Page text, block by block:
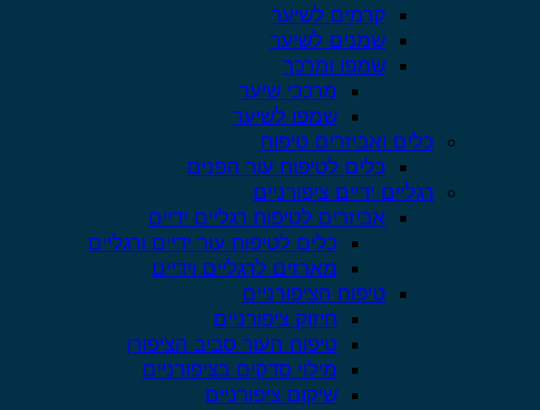
קרמים לשיער
שמנים לשיער
שמפו ומרכך
מרככי שיער
שמפו לשיער
כלים ואביזרים טיפוח
כלים לטיפוח עור הפנים
רגליים ידיים ציפורניים
אביזרים לטיפוח רגליים ידיים
כלים לטיפוח עור ידיים ורגליים
מארזים לרגליים וידיים
טיפוח הציפורניים
חיזוק ציפורניים
טיפוח העור סביב הציפורן
מילוי סדקים בציפורניים
שיקום ציפורניים